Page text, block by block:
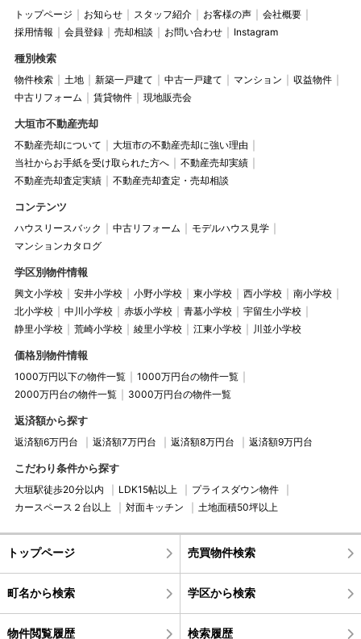
トップページ お知らせ スタッフ紹介 お客様の声
会社概要
採用情報
会員登録 売却相談 お問い合わせ Instagram
種別検索
物件検索 土地 新築一戸建て 中古一戸建て マンション
収益物件
中古リフォーム
賃貸物件 現地販売会
大垣市不動産売却
不動産売却について
大垣市の不動産売却に強い理由
当社からお手紙を受け取られた方へ
不動産売却実績
不動産売却査定実績
不動産売却査定・売却相談
コンテンツ
ハウスリースバック 中古リフォーム
モデルハウス見学
マンションカタログ
学区別物件情報
興文小学校 安井小学校 小野小学校 東小学校 西小学校
南小学校
北小学校
中川小学校 赤坂小学校 青墓小学校
宇留生小学校
静里小学校
荒崎小学校 綾里小学校 江東小学校 川並小学校
価格別物件情報
1000万円以下の物件一覧
1000万円台の物件一覧
2000万円台の物件一覧
3000万円台の物件一覧
返済額から探す
返済額6万円台 返済額7万円台 返済額8万円台 返済額9万円台
こだわり条件から探す
大垣駅徒歩20分以内 LDK15帖以上
プライスダウン物件
カースペース２台以上
対面キッチン 土地面積50坪以上
トップページ 売買物件検索
町名から検索 学区から検索
物件閲覧履歴 検索履歴